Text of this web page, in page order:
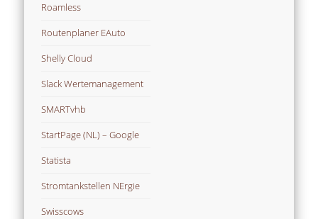
Roamless
Routenplaner EAuto
Shelly Cloud
Slack Wertemanagement
SMARTvhb
StartPage (NL) – Google
Statista
Stromtankstellen NErgie
Swisscows